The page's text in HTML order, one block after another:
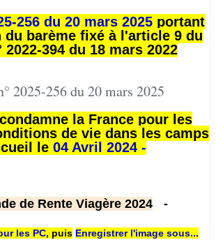
256 du 20 mars 2025portant
barème fixé à l'article 9 du
2022-394 du 18 mars 2022
2025-256 du 20 mars 2025
condamne la France pour les
de vie dans les camps
le 04 Avril 2024 -
de Rente Viagère 2024 -
les PC, puis Enregistrer l'image sous...